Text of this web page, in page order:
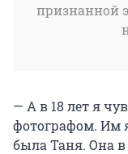
признанной
— А в 18 лет я
фотографом. Им
была Таня. Она